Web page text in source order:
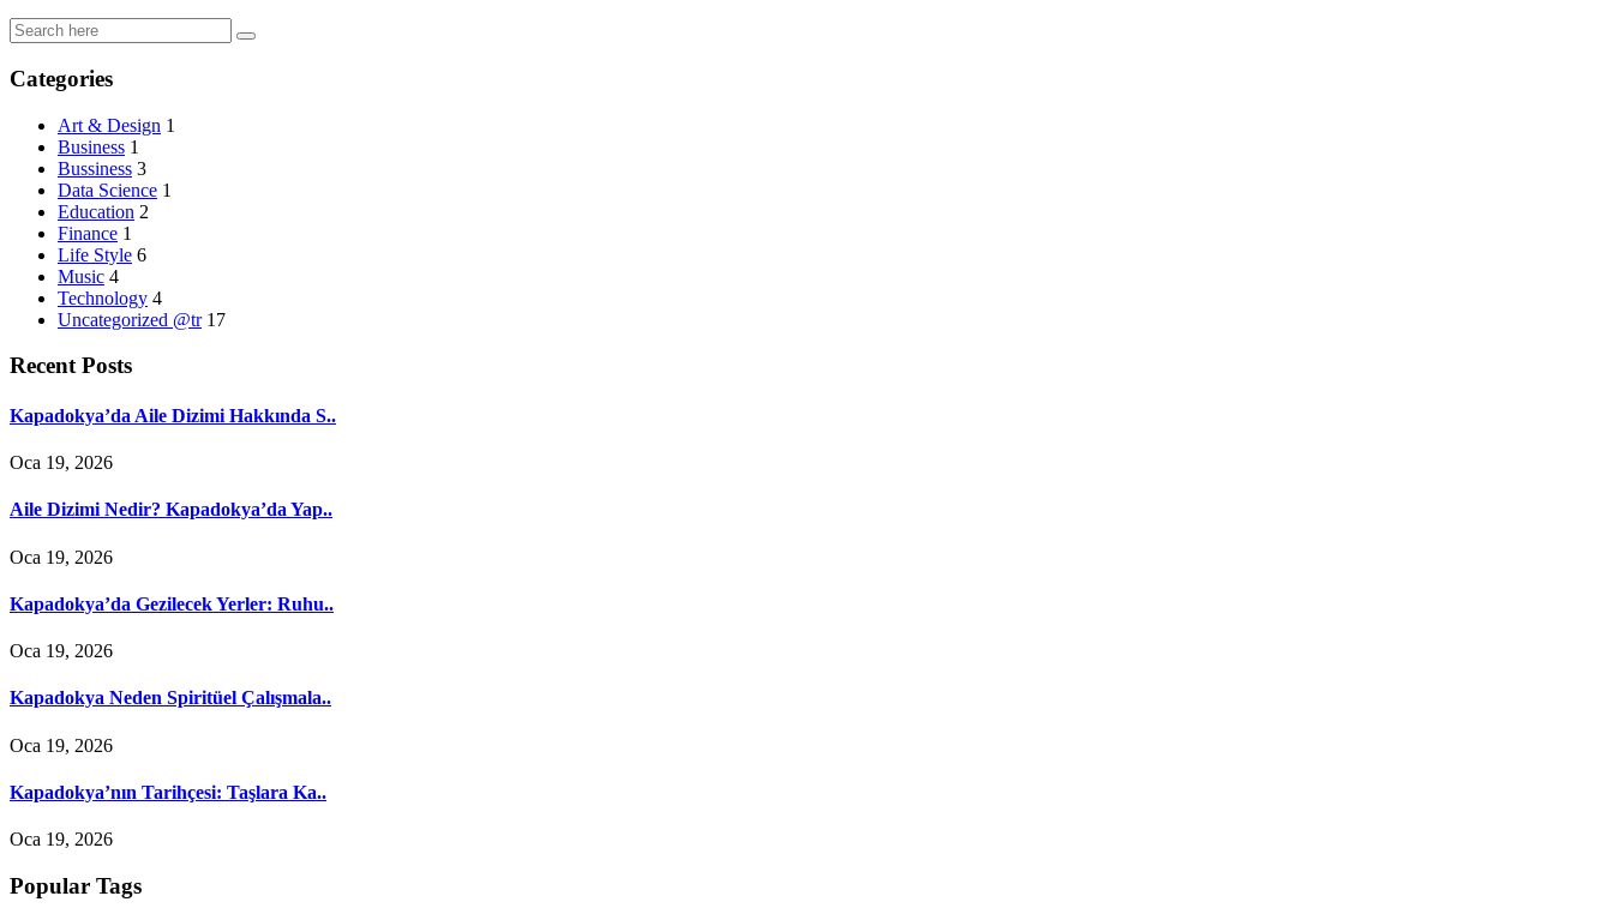
Categories
Art & Design 1
Business 1
Bussiness 3
Data Science 1
Education 2
Finance 1
Life Style 6
Music 4
Technology 4
Uncategorized @tr 17
Recent Posts
Kapadokya’da Aile Dizimi Hakkında S..
Oca 19, 2026
Aile Dizimi Nedir? Kapadokya’da Yap..
Oca 19, 2026
Kapadokya’da Gezilecek Yerler: Ruhu..
Oca 19, 2026
Kapadokya Neden Spiritüel Çalışmala..
Oca 19, 2026
Kapadokya’nın Tarihçesi: Taşlara Ka..
Oca 19, 2026
Popular Tags